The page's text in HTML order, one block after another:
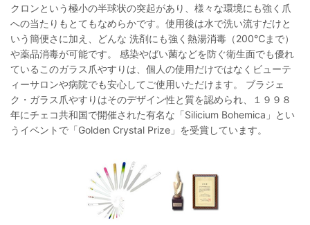
クロンという極小の半球状の突起があり、様々な環境にも強く爪
への当たりもとてもなめらかです。使用後は水で洗い流すだけと
いう簡便さに加え、どんな 洗剤にも強く熱湯消毒（200℃まで）
や薬品消毒が可能です。 感染やばい菌などを防ぐ衛生面でも優れ
ているこのガラス爪やすりは、個人の使用だけではなくビューテ
ィーサロンや病院でも安心してご使用いただけます。 ブラジェ
ク・ガラス爪やすりはそのデザイン性と質を認められ、１９９８
年にチェコ共和国で開催された有名な「Silicium Bohemica」とい
うイベントで「Golden Crystal Prize」を受賞しています。